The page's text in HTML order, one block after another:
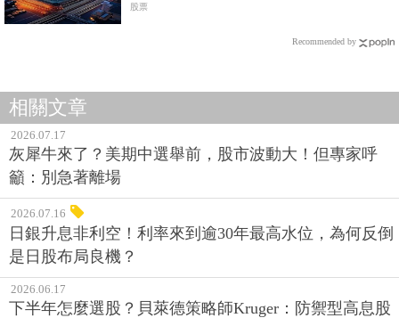
股票
Recommended by
相關文章
2026.07.17
灰犀牛來了？美期中選舉前，股市波動大！但專家呼
籲：別急著離場
2026.07.16
日銀升息非利空！利率來到逾30年最高水位，為何反倒
是日股布局良機？
2026.06.17
下半年怎麼選股？貝萊德策略師Kruger：防禦型高息股